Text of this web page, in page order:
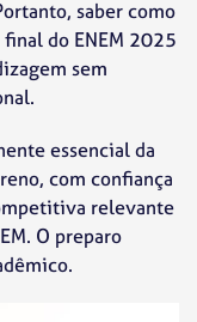
saber como
do ENEM 2025
sem
essencial da
com confiança
relevante
O preparo